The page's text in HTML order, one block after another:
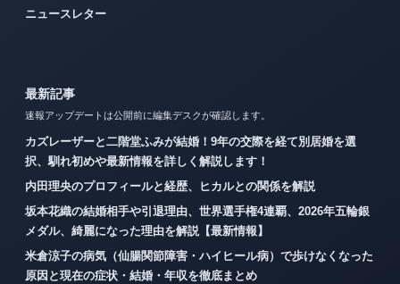
ニュースレター
最新記事
速報アップデートは公開前に編集デスクが確認します。
カズレーザーと二階堂ふみが結婚！9年の交際を経て別居婚を選
択、馴れ初めや最新情報を詳しく解説します！
内田理央のプロフィールと経歴、ヒカルとの関係を解説
坂本花織の結婚相手や引退理由、世界選手権4連覇、2026年五輪銀
メダル、綺麗になった理由を解説【最新情報】
米倉涼子の病気（仙腸関節障害・ハイヒール病）で歩けなくなった
原因と現在の症状・結婚・年収を徹底まとめ